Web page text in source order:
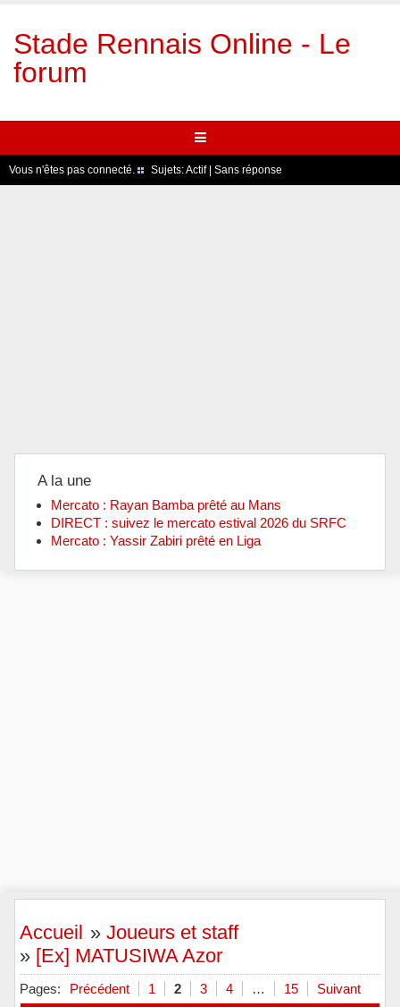
Stade Rennais Online - Le
forum
Vous n'êtes pas connecté. Sujets:Actif| Sans réponse
A la une
Mercato : Rayan Bamba prêté au Mans
DIRECT : suivez le mercato estival 2026 du SRFC
Mercato : Yassir Zabiri prêté en Liga
Accueil »Joueurs et staff
» [Ex] MATUSIWA Azor
Pages: Précédent 1 2 3 4 … 15 Suivant